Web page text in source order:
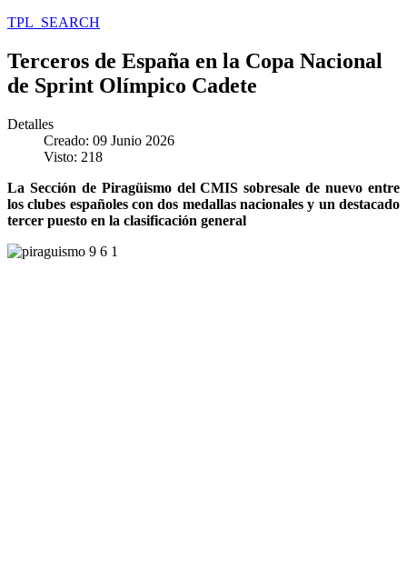
TPL_SEARCH
Terceros de España en la Copa Nacional
de Sprint Olímpico Cadete
Detalles
Creado: 09 Junio 2026
Visto: 218
La Sección de Piragüismo del CMIS sobresale de nuevo entre
los clubes españoles con dos medallas nacionales y un destacado
tercer puesto en la clasificación general